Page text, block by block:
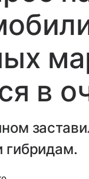
в
гибридам.